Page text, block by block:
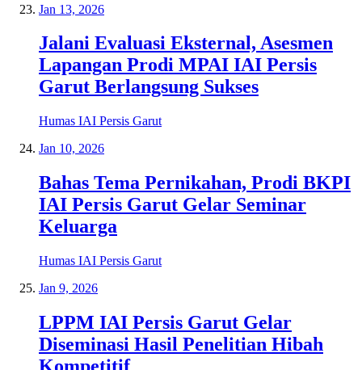
Jan 13, 2026
Jalani Evaluasi Eksternal, Asesmen
Lapangan Prodi MPAI IAI Persis
Garut Berlangsung Sukses
Humas IAI Persis Garut
Jan 10, 2026
Bahas Tema Pernikahan, Prodi BKPI
IAI Persis Garut Gelar Seminar
Keluarga
Humas IAI Persis Garut
Jan 9, 2026
LPPM IAI Persis Garut Gelar
Diseminasi Hasil Penelitian Hibah